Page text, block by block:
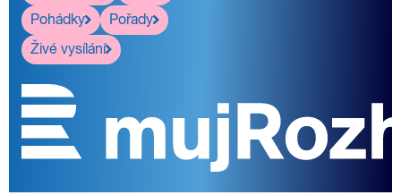
Pohádky
Pořady
Živé vysílání